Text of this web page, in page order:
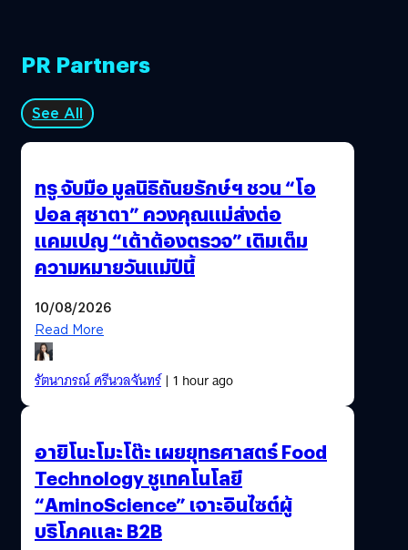
PR Partners
See All
ทรู จับมือ มูลนิธิถันยรักษ์ฯ ชวน “โอ
ปอล สุชาตา” ควงคุณแม่ส่งต่อ
แคมเปญ “เต้าต้องตรวจ” เติมเต็ม
ความหมายวันแม่ปีนี้
10/08/2026
Read More
รัตนาภรณ์ ศรีนวลจันทร์| 1 hour ago
อายิโนะโมะโต๊ะ เผยยุทธศาสตร์ Food
Technology ชูเทคโนโลยี
“AminoScience” เจาะอินไซต์ผู้
บริโภคและ B2B